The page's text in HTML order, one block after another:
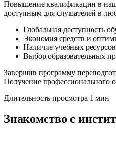
Повышение квалификации в
доступным для слушателей в
Глобальная доступность
Экономия средств и
Наличие учебных
Выбор образовательных
Завершив программу
Получение профессионального
Длительность просмотра 1 мин
Знакомство с